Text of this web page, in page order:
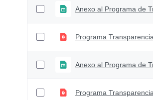
Anexo al Programa de
Programa
Anexo al Programa de
Programa